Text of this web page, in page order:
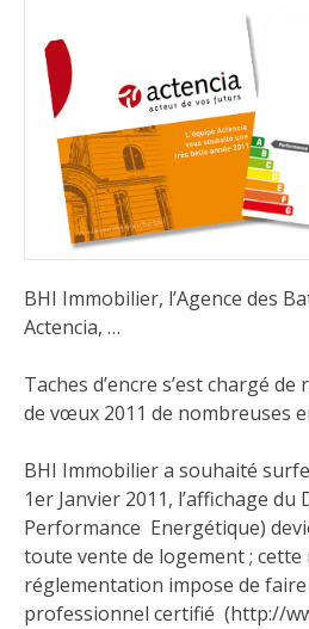
BHI Immobilier, l’Agence des
Actencia, …
Taches d’encre s’est chargé
de vœux 2011 de nombreuses
BHI Immobiliera souhaité
1er Janvier 2011, l’affichage du
Performance Energétique)
toute vente de logement ; cette
réglementation impose de
professionnel certifié (http://